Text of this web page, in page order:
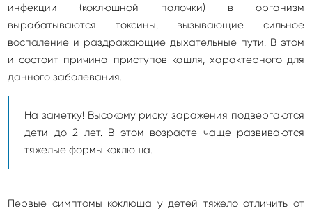
инфекции (коклюшной палочки) в организм
вырабатываются токсины, вызывающие сильное
воспаление и раздражающие дыхательные пути. В этом
и состоит причина приступов кашля, характерного для
данного заболевания.
На заметку! Высокому риску заражения подвергаются
дети до 2 лет. В этом возрасте чаще развиваются
тяжелые формы коклюша.
Первые симптомы коклюша у детей тяжело отличить от